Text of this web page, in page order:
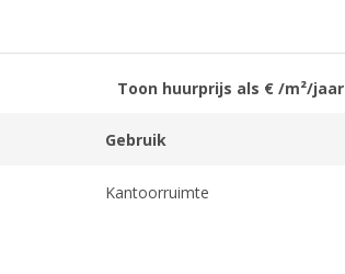
Toon huurprijs als € /m²/jaar
Gebruik
Kantoorruimte